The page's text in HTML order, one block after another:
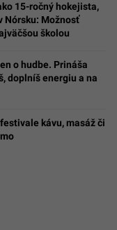
15-ročný hokejista,
Nórsku: Možnosť
školou
o hudbe. Prináša
doplníš energiu a na
kávu, masáž či